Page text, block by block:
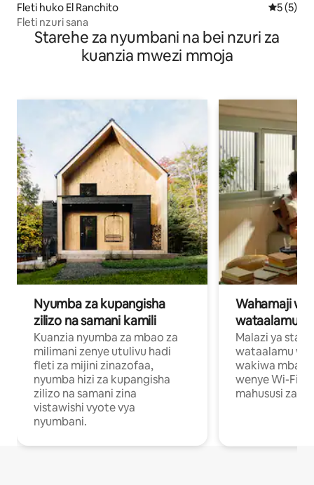
Fleti huko El Ranchito
5 (5)
Fleti nzuri sana
Starehe za nyumbani na bei nzuri za
kuanzia mwezi mmoja
Nyumba za kupangisha
zilizo na samani kamili
Kuanzia nyumba za mbao za
milimani zenye utulivu hadi
fleti za mijini zinazofaa,
nyumba hizi za kupangisha
zilizo na samani zina
vistawishi vyote vya
nyumbani.
Wahamaji
wataalamu
Malazi ya
wataalamu
wakiwa mbali
wenye Wi-Fi
mahususi za